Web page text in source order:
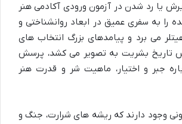
یا رد شدن در آزمون ورودی آکادمی هنر
را به سفری عمیق در ابعاد روانشناختی و
می برد و پیامدهای بزرگ انتخاب های
تاریخ بشریت به تصویر می کشد، پرسش
جبر و اختیار، ماهیت شر و قدرت هنر
وجود دارند که ریشه های شرارت، جنگ و